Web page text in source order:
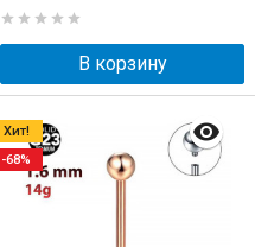
В корзину
Хит!
-68%